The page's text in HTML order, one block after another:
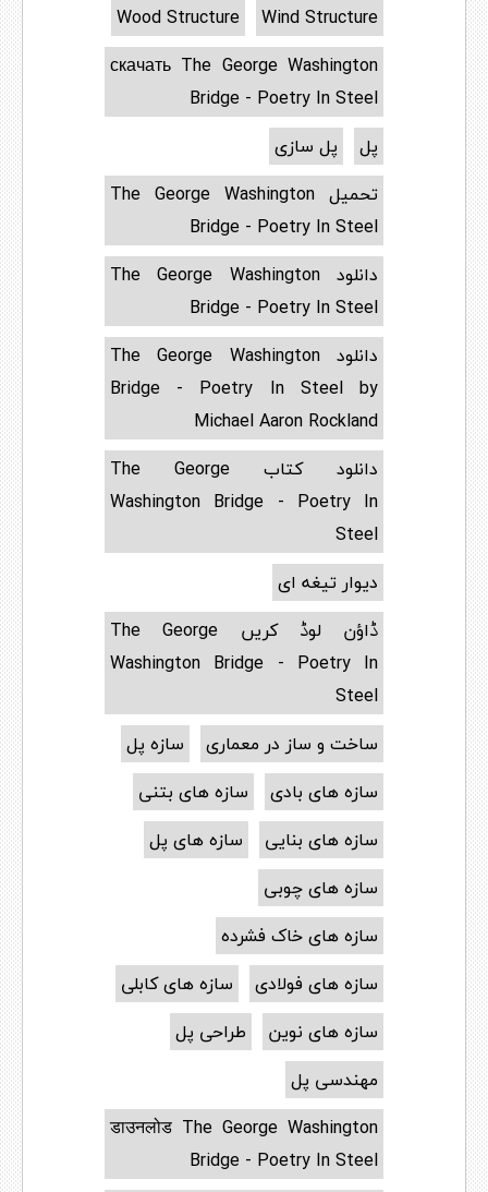
Wind Structure
Wood Structure
скачать The George Washington
Bridge - Poetry In Steel
پل
پل سازی
تحميل The George Washington
Bridge - Poetry In Steel
دانلود The George Washington
Bridge - Poetry In Steel
دانلود The George Washington
Bridge - Poetry In Steel by
Michael Aaron Rockland
دانلود کتاب The George
Washington Bridge - Poetry In
Steel
دیوار تیغه ای
ڈاؤن لوڈ کریں The George
Washington Bridge - Poetry In
Steel
ساخت و ساز در معماری
سازه پل
سازه های بادی
سازه های بتنی
سازه های بنایی
سازه های پل
سازه های چوبی
سازه های خاک فشرده
سازه های فولادی
سازه های کابلی
سازه های نوین
طراحی پل
مهندسی پل
डाउनलोड The George Washington
Bridge - Poetry In Steel